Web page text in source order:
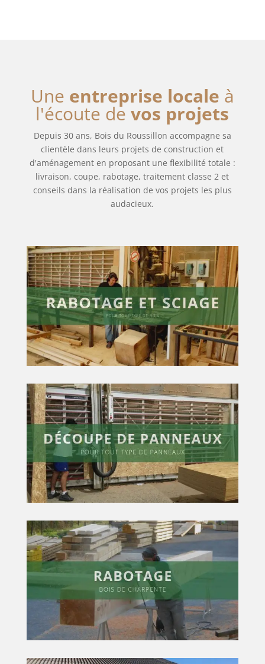
Une entreprise locale à
l'écoute devos projets
Depuis 30 ans, Bois du Roussillon accompagne sa
clientèle dans leurs projets de construction et
d'aménagement en proposant une flexibilité totale :
livraison, coupe, rabotage, traitement classe 2 et
conseils dans la réalisation de vos projets les plus
audacieux.